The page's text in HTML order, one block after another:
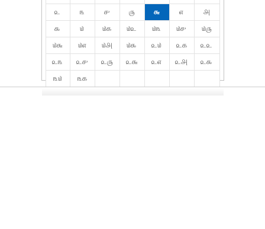
௨
௩ ௪ ௫ ௬ ௭
௮
௯
௰ ௰௧ ௰௨ ௰௩ ௰௪
௰௫
௰௬
௰௭ ௰௮ ௰௯ ௨௰ ௨௧
௨௨
௨௩
௨௪ ௨௫ ௨௬ ௨௭ ௨௮
௨௯
௩௰
௩௧